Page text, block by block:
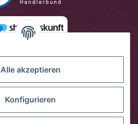
Alle akzeptieren
Konfigurieren